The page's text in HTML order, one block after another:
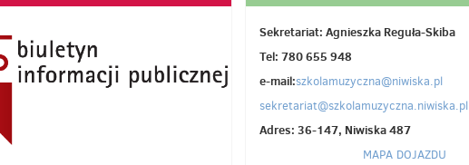
Sekretariat: Agnieszka Reguła-Skiba
Tel: 780 655 948
e-mail:szkolamuzyczna@niwiska.pl
sekretariat@szkolamuzyczna.niwiska.pl
Adres: 36-147, Niwiska 487
MAPA DOJAZDU